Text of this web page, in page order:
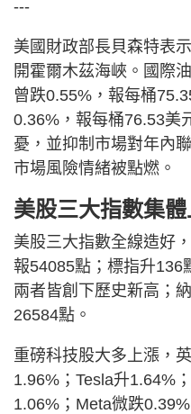
---
美國財政部長貝森特表
開霍爾木茲海峽。國際
曾跌0.55%，報每桶
0.36%，報每桶76.53美
憂，並抑制市場對年內
市場風險情緒被點燃。
美股三大指數集
美股三大指數全線造好
報54085點；標指升136
兩者皆創下歷史新高；
26584點。
重磅科技股大多上漲，
1.96%；Tesla升1.64%
1.06%；Meta微跌